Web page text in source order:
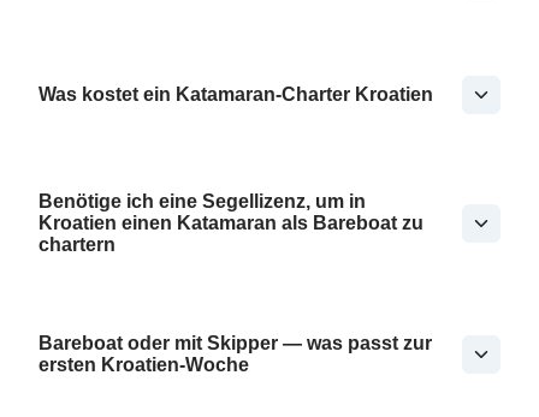
Was kostet ein Katamaran-Charter Kroatien
Benötige ich eine Segellizenz, um in
Kroatien einen Katamaran als Bareboat zu
chartern
Bareboat oder mit Skipper — was passt zur
ersten Kroatien-Woche